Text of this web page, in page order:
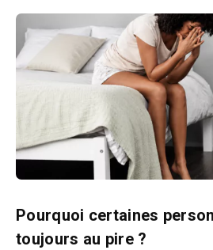
Pourquoi certaines
toujours au pire ?